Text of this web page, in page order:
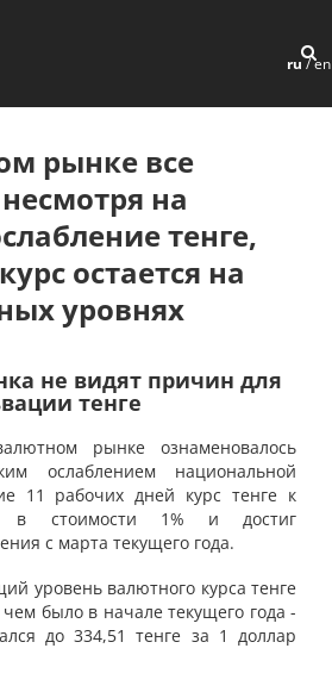
ru/en
рынке все
на
тенге,
остается на
уровнях
не видят причин для
тенге
рынке ознаменовалось
ослаблением национальной
11 рабочих дней курс тенге к
в стоимости 1% и достиг
с марта текущего года.
уровень валютного курса тенге
было в начале текущего года -
до 334,51 тенге за 1 доллар